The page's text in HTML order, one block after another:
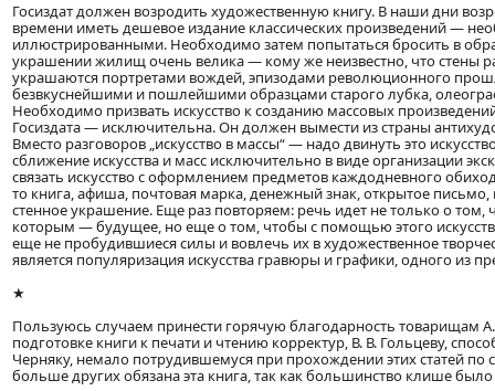
Госиздат должен возродить художественную книгу. В наши дни
времени иметь дешевое издание классических произведений —
иллюстрированными. Необходимо затем попытаться бросить в
украшении жилищ очень велика — кому же неизвестно, что стены
украшаются портретами вождей, эпизодами революционного
безвкуснейшими и пошлейшими образцами старого лубка,
Необходимо призвать искусство к созданию массовых
Госиздата — исключительна. Он должен вымести из страны
Вместо разговоров „искусство в массы“ — надо двинуть это
сближение искусства и масс исключительно в виде организации
связать искусство с оформлением предметов каждодневного
то книга, афиша, почтовая марка, денежный знак, открытое
стенное украшение. Еще раз повторяем: речь идет не только о
которым — будущее, но еще о том, чтобы с помощью этого
еще не пробудившиеся силы и вовлечь их в художественное
является популяризация искусства гравюры и графики, одного из
★
Пользуюсь случаем принести горячую благодарность товарищам
подготовке книги к печати и чтению корректур, В. В. Гольцеву,
Черняку, немало потрудившемуся при прохождении этих статей
больше других обязана эта книга, так как большинство клише